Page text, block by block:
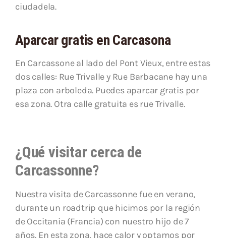
ciudadela.
Aparcar gratis en Carcasona
En Carcassone al lado del Pont Vieux, entre estas
dos calles: Rue Trivalle y Rue Barbacane hay una
plaza con arboleda. Puedes aparcar gratis por
esa zona. Otra calle gratuita es rue Trivalle.
¿Qué visitar cerca de
Carcassonne?
Nuestra visita de Carcassonne fue en verano,
durante un roadtrip que hicimos por la región
de Occitania (Francia) con nuestro hijo de 7
años. En esta zona, hace calor y optamos por